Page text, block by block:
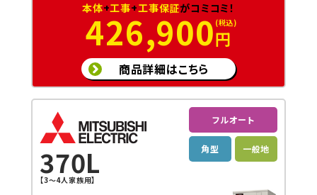
本体+工事+工事保証がコミコミ！
426,900円
商品詳細はこちら
370L
【3～4人家族用】
フルオート
角型 一般地